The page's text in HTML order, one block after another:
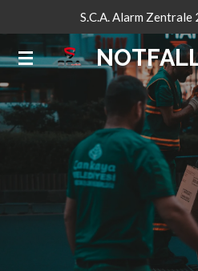
springen
S.C.A. Alarm